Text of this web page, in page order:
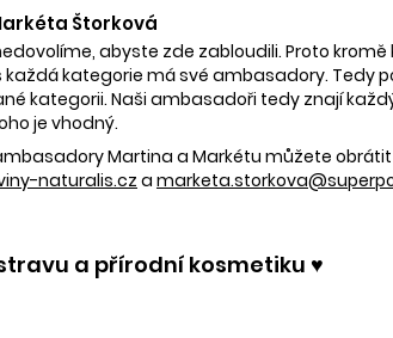
Štorková
abyste zde zabloudili. Proto
každá kategorie má své ambasadory. Tedy
kategorii. Naši ambasadoři tedy znají
je vhodný.
Martina a Markétu můžete
naturalis.cz a
a přírodní kosmetiku ♥️